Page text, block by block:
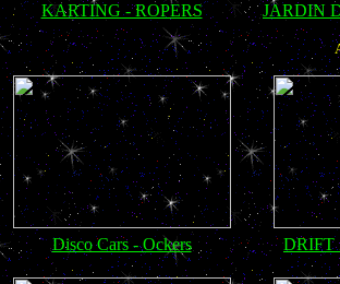
KARTING - ROPERS JARDIN
Disco Cars - Ockers DRIFT